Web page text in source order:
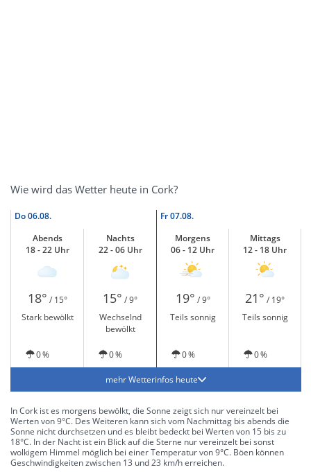
Wie wird das Wetter heute in Cork?
Do06.08. Fr07.08.
Abends
18 - 22 Uhr
Nachts
22 - 06 Uhr
Morgens
06 - 12 Uhr
Mittags
12 - 18 Uhr
18° / 15° 15° / 9° 19° / 9° 21° / 19°
Stark bewölkt
Wechselnd
bewölkt
Teils sonnig Teils sonnig
0 % 0 % 0 % 0 %
mehr Wetterinfos heute
In Cork ist es morgens bewölkt, die Sonne zeigt sich nur vereinzelt bei
Werten von 9°C. Des Weiteren kann sich vom Nachmittag bis abends die
Sonne nicht durchsetzen und es bleibt bedeckt bei Werten von 15 bis zu
18°C. In der Nacht ist ein Blick auf die Sterne nur vereinzelt bei sonst
wolkigem Himmel möglich bei einer Temperatur von 9°C. Böen können
Geschwindigkeiten zwischen 13 und 23 km/h erreichen.